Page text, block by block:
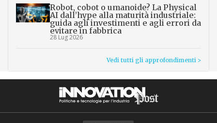
Robot, cobot o umanoide? La Physical
AI dall’hype alla maturità industriale:
guida agli investimenti e agli errori da
evitare in fabbrica
28 Lug 2026
Vedi tutti gli approfondimenti >